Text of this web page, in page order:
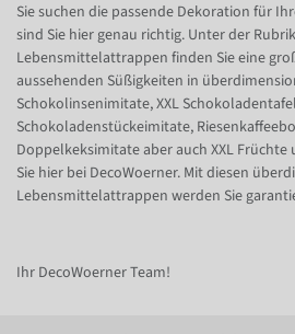
Sie suchen die passende Dekoration für
sind Sie hier genau richtig. Unter der
Lebensmittelattrappen finden Sie eine
aussehenden Süßigkeiten in
Schokolinsenimitate, XXL
Schokoladenstückeimitate,
Doppelkeksimitate aber auch XXL
Sie hier bei DecoWoerner. Mit diesen
Lebensmittelattrappen werden Sie
Ihr DecoWoerner Team!